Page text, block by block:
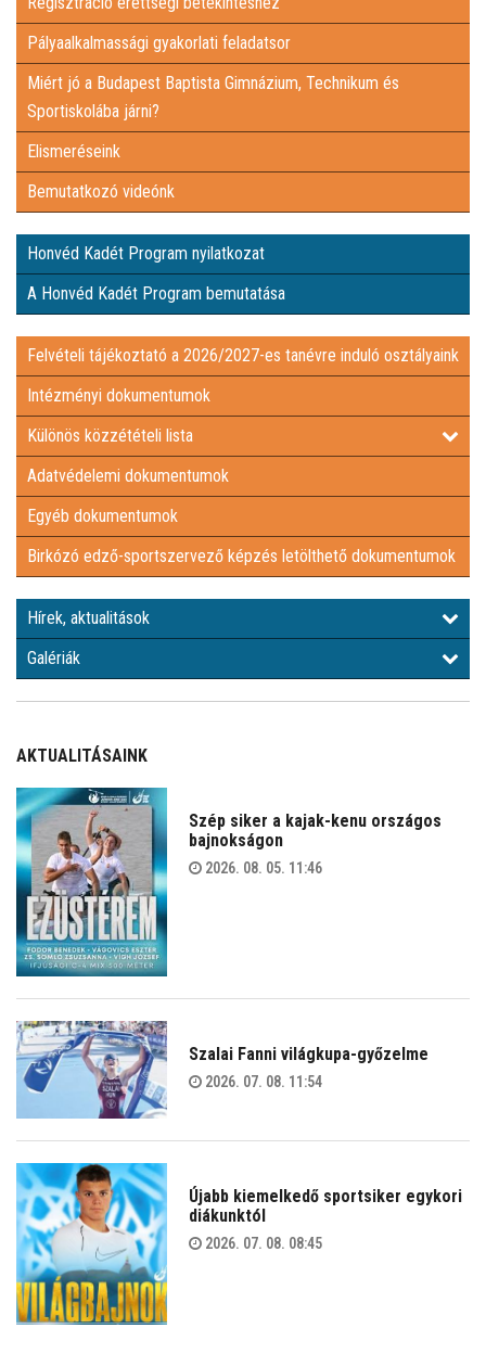
ÉS SPORTISKOLÁBA JÁRNI?
ELISMERÉSEINK
BEMUTATKOZÓ VIDEÓNK
HONVÉD KADÉT PROGRAM NYILATKOZAT
A HONVÉD KADÉT PROGRAM BEMUTATÁSA
FELVÉTELI TÁJÉKOZTATÓ A 2026/2027-ES TANÉVRE INDULÓ
OSZTÁLYAINK
INTÉZMÉNYI DOKUMENTUMOK
KÜLÖNÖS KÖZZÉTÉTELI LISTA
ADATVÉDELEMI DOKUMENTUMOK
EGYÉB DOKUMENTUMOK
BIRKÓZÓ EDZŐ-SPORTSZERVEZŐ KÉPZÉS LETÖLTHETŐ
DOKUMENTUMOK
HÍREK, AKTUALITÁSOK
Pályaalkalmassági gyakorlati feladatsor
Miért jó a Budapest Baptista Gimnázium, Technikum és
Sportiskolába járni?
Elismeréseink
Bemutatkozó videónk
Honvéd Kadét Program nyilatkozat
A Honvéd Kadét Program bemutatása
Felvételi tájékoztató a 2026/2027-es tanévre induló osztályaink
Intézményi dokumentumok
Különös közzétételi lista
Adatvédelemi dokumentumok
Egyéb dokumentumok
Birkózó edző-sportszervező képzés letölthető dokumentumok
Hírek, aktualitások
Galériák
AKTUALITÁSAINK
Szép siker a kajak-kenu országos
bajnokságon
2026. 08. 05. 11:46
Szalai Fanni világkupa-győzelme
2026. 07. 08. 11:54
Újabb kiemelkedő sportsiker egykori
diákunktól
2026. 07. 08. 08:45